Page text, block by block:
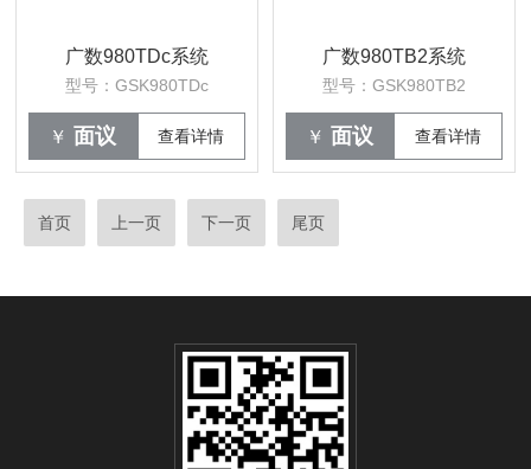
广数980TDc系统
型号：GSK980TDc
￥ 面议 查看详情
广数980TB2系统
型号：GSK980TB2
￥ 面议 查看详情
首页 上一页 下一页 尾页